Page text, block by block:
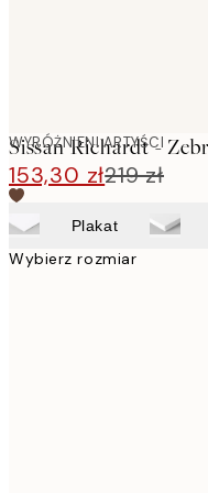
WYRÓŻNIENI ARTYŚCI
Sissan Richardt -
153,30 zł219 zł
Plakat
Wybierz rozmiar